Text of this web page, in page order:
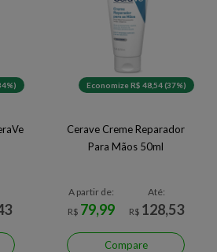
Economize R$ 48,54 (37%)
Cerave Creme Reparador
Para Mãos 50ml
A partir de:
R$ 79,99
Até:
R$ 128,53
Compare